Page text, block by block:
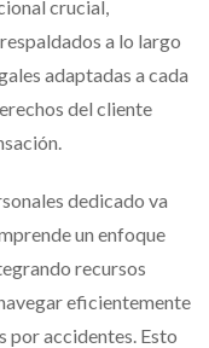
crucial,
a lo largo
adaptadas a cada
del cliente
dedicado va
un enfoque
recursos
eficientemente
por accidentes. Esto